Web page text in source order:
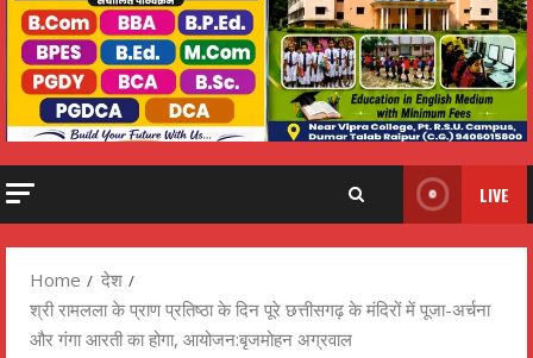
LIVE
Home
देश
श्री रामलला के प्राण प्रतिष्ठा के दिन पूरे छत्तीसगढ़ के मंदिरों में पूजा-अर्चना
और गंगा आरती का होगा, आयोजन:बृजमोहन अग्रवाल